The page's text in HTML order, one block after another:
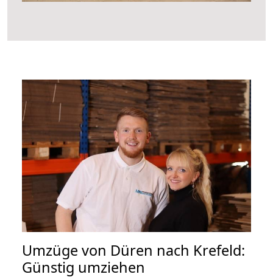
Umzüge von Düren nach Krefeld:
Günstig umziehen